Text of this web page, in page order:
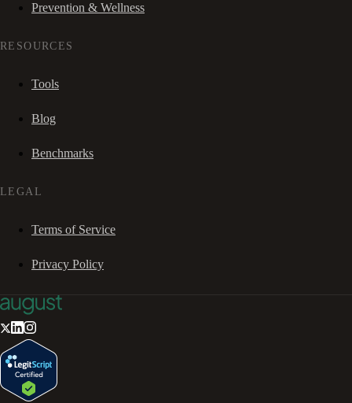
Prevention & Wellness
RESOURCES
Tools
Blog
Benchmarks
LEGAL
Terms of Service
Privacy Policy